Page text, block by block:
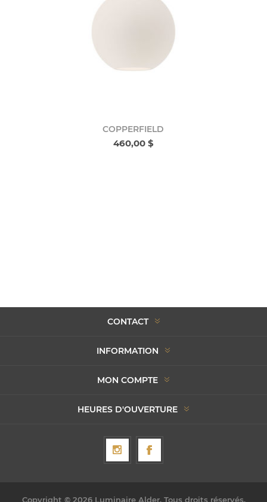
COPPERFIELD
460,00 $
CONTACT
INFORMATION
MON COMPTE
HEURES D'OUVERTURE
Copyright © 2026 Luminaire Alder. Tous droits réservés.